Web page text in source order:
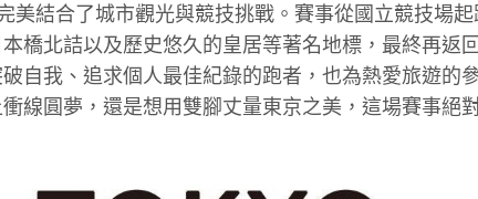
美結合了城市觀光與競技挑戰。賽事從國立競技場起
橋北詰以及歷史悠久的皇居等著名地標，最終再返
自我、追求個人最佳紀錄的跑者，也為熱愛旅遊的
線圓夢，還是想用雙腳丈量東京之美，這場賽事絕